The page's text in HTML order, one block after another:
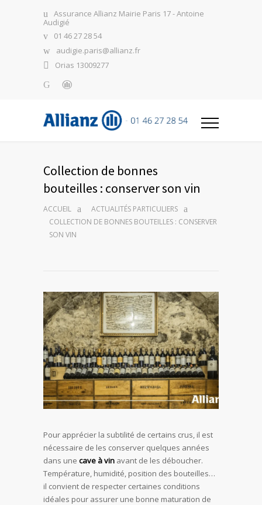
Assurance Allianz Mairie Paris 17 - Antoine
Audigié
01 46 27 28 54
audigie.paris@allianz.fr
Orias 13009277
Collection de bonnes
bouteilles : conserver son vin
ACCUEIL
ACTUALITÉS PARTICULIERS
COLLECTION DE BONNES BOUTEILLES : CONSERVER
SON VIN
Pour apprécier la subtilité de certains crus, il est
nécessaire de les conserver quelques années
dans une cave à vin avant de les déboucher.
Température, humidité, position des bouteilles…
il convient de respecter certaines conditions
idéales pour assurer une bonne maturation de